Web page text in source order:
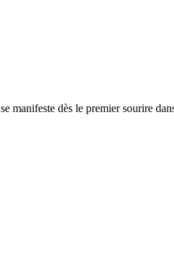
manifeste dès le premier sourire